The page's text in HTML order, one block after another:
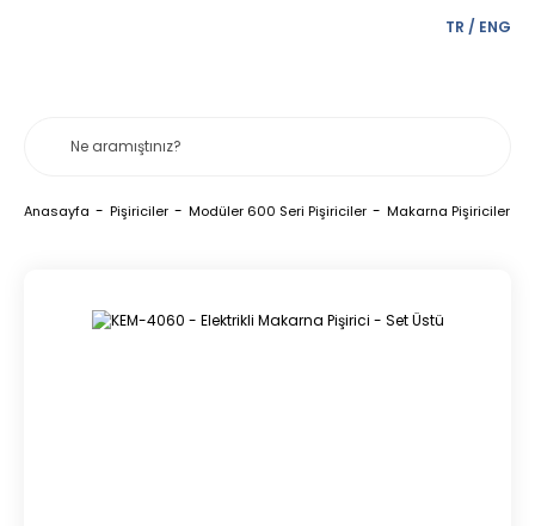
TR / ENG
Anasayfa Pişiriciler Modüler 600 Seri Pişiriciler Makarna Pişiriciler